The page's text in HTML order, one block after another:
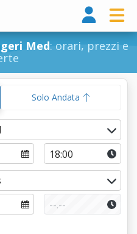
Med: orari, prezzi e
Solo Andata